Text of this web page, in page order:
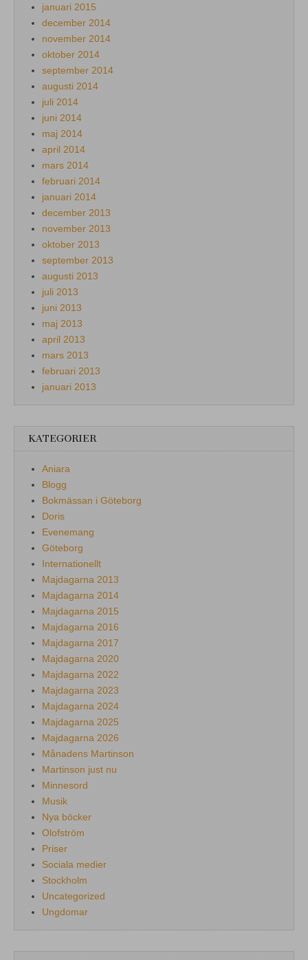
januari 2015
december 2014
november 2014
oktober 2014
september 2014
augusti 2014
juli 2014
juni 2014
maj 2014
april 2014
mars 2014
februari 2014
januari 2014
december 2013
november 2013
oktober 2013
september 2013
augusti 2013
juli 2013
juni 2013
maj 2013
april 2013
mars 2013
februari 2013
januari 2013
KATEGORIER
Aniara
Blogg
Bokmässan i Göteborg
Doris
Evenemang
Göteborg
Internationellt
Majdagarna 2013
Majdagarna 2014
Majdagarna 2015
Majdagarna 2016
Majdagarna 2017
Majdagarna 2020
Majdagarna 2022
Majdagarna 2023
Majdagarna 2024
Majdagarna 2025
Majdagarna 2026
Månadens Martinson
Martinson just nu
Minnesord
Musik
Nya böcker
Olofström
Priser
Sociala medier
Stockholm
Uncategorized
Ungdomar